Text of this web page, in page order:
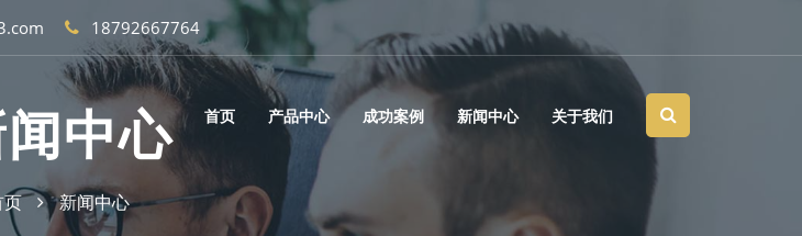
18792667764
首页 产品中心 成功案例 新闻中心 关于我们
中心
页 新闻中心